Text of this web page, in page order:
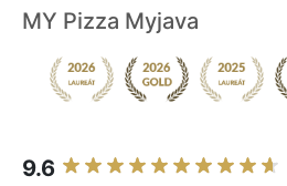
MY Pizza Myjava
9.6